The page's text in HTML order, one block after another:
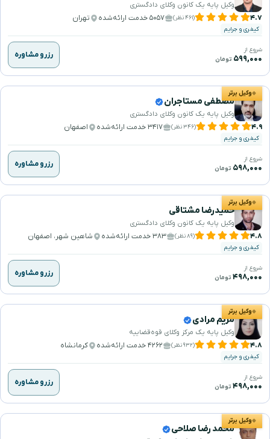
وکیل پایه یک کانون وکلای دادگستری
۴.۷ (۴۶۱ نظر) ۵۰۵۷ خدمت ارائه‌شده تهران
کیفری و جرایم
شروع از
۵۹۹,۰۰۰ تومان رزرو مشاوره
وکیل برتر
مصطفی مستاجران
وکیل پایه یک کانون وکلای دادگستری
۴.۹ (۳۴۶ نظر) ۳۴۱۷ خدمت ارائه‌شده اصفهان
کیفری و جرایم
شروع از
۵۹۸,۰۰۰ تومان رزرو مشاوره
وکیل برتر
حمیدرضا مشتاقی
وکیل پایه یک کانون وکلای دادگستری
۴.۸ (۸۹ نظر) ۳۸۳ خدمت ارائه‌شده شاهین شهر، اصفهان
کیفری و جرایم
شروع از
۴۹۸,۰۰۰ تومان رزرو مشاوره
وکیل برتر
مریم مرادی
وکیل پایه یک مرکز وکلای قوه‌قضاییه
۴.۸ (۹۳۲ نظر) ۴۲۶۲ خدمت ارائه‌شده کرمانشاه
کیفری و جرایم
شروع از
۴۹۸,۰۰۰ تومان رزرو مشاوره
وکیل برتر
محمد رضا صلاحی